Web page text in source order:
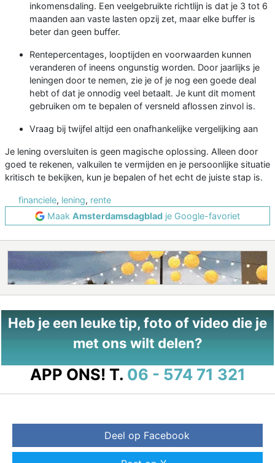
inkomensdaling. Een veelgebruikte richtlijn is dat je 3 tot 6
maanden aan vaste lasten opzij zet, maar elke buffer is
beter dan geen buffer.
Rentepercentages, looptijden en voorwaarden kunnen
veranderen of ineens ongunstig worden. Door jaarlijks je
leningen door te nemen, zie je of je nog een goede deal
hebt of dat je onnodig veel betaalt. Je kunt dit moment
gebruiken om te bepalen of versneld aflossen zinvol is.
Vraag bij twijfel altijd een onafhankelijke vergelijking aan
Je lening oversluiten is geen magische oplossing. Alleen door
goed te rekenen, valkuilen te vermijden en je persoonlijke situatie
kritisch te bekijken, kun je bepalen of het echt de juiste stap is.
financiele, lening, rente
Maak Amsterdamsdagblad je Google-favoriet
Heb je een leuke tip, foto of video die je
met ons wilt delen?
APP ONS! T. 06 - 574 71 321
Deel op Facebook